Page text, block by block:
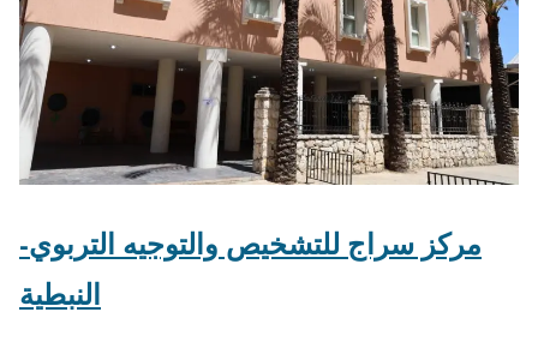
مركز سراج للتشخيص والتوجيه التربوي-
النبطية